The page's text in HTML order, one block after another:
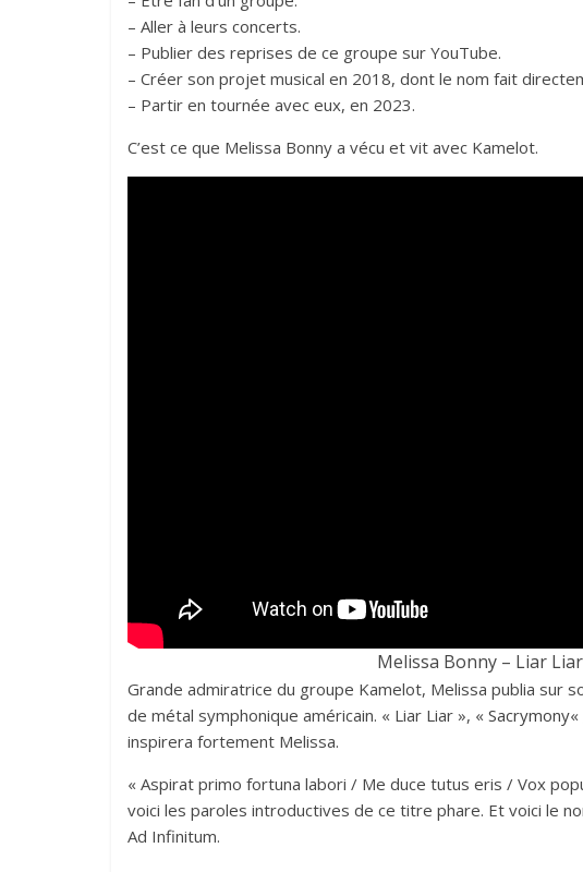
– Aller à leurs concerts.
– Publier des reprises de ce groupe sur YouTube.
– Créer son projet musical en 2018, dont le nom fait
– Partir en tournée avec eux, en 2023.
C’est ce que Melissa Bonny a vécu et vit avec Kamelot.
Melissa Bonny – Liar
Grande admiratrice du groupe Kamelot, Melissa publia sur
de métal symphonique américain. « Liar Liar », « Sacrymony
inspirera fortement Melissa.
« Aspirat primo fortuna labori / Me duce tutus eris / Vox
voici les paroles introductives de ce titre phare. Et voici le
Ad Infinitum.